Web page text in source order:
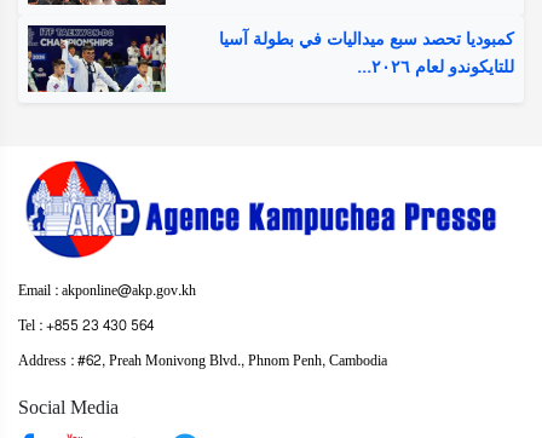
كمبوديا تحصد سبع ميداليات في بطولة آسيا
للتايكوندو لعام ٢٠٢٦...
Email : akponline@akp.gov.kh
​Tel : ​+855 23 430 564
Address : ​#62, Preah Monivong Blvd., Phnom Penh, Cambodia
Social Media